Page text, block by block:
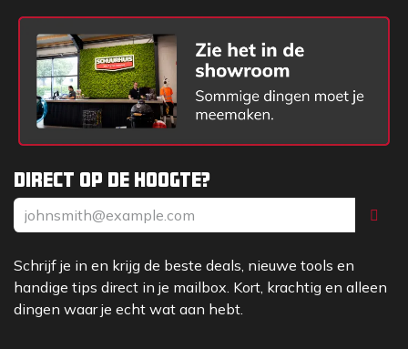
Direct op de hoogte?
Schrijf je in en krijg de beste deals, nieuwe tools en
handige tips direct in je mailbox. Kort, krachtig en alleen
dingen waar je echt wat aan hebt.